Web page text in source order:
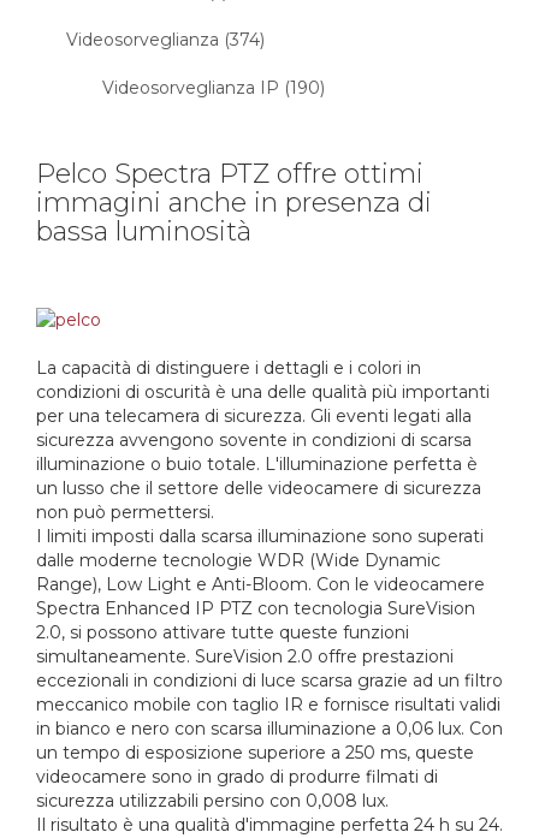
Videosorveglianza (374)
Videosorveglianza IP (190)
Pelco Spectra PTZ offre ottimi
immagini anche in presenza di
bassa luminosità
La capacità di distinguere i dettagli e i colori in
condizioni di oscurità è una delle qualità più importanti
per una telecamera di sicurezza. Gli eventi legati alla
sicurezza avvengono sovente in condizioni di scarsa
illuminazione o buio totale. L'illuminazione perfetta è
un lusso che il settore delle videocamere di sicurezza
non può permettersi.
I limiti imposti dalla scarsa illuminazione sono superati
dalle moderne tecnologie WDR (Wide Dynamic
Range), Low Light e Anti-Bloom. Con le videocamere
Spectra Enhanced IP PTZ con tecnologia SureVision
2.0, si possono attivare tutte queste funzioni
simultaneamente. SureVision 2.0 offre prestazioni
eccezionali in condizioni di luce scarsa grazie ad un filtro
meccanico mobile con taglio IR e fornisce risultati validi
in bianco e nero con scarsa illuminazione a 0,06 lux. Con
un tempo di esposizione superiore a 250 ms, queste
videocamere sono in grado di produrre filmati di
sicurezza utilizzabili persino con 0,008 lux.
Il risultato è una qualità d'immagine perfetta 24 h su 24.